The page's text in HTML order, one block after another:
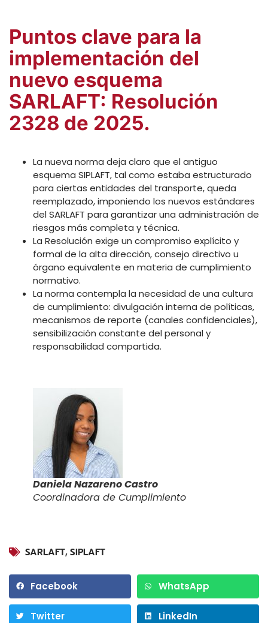
Puntos clave para la
implementación del
nuevo esquema
SARLAFT: Resolución
2328 de 2025.
La nueva norma deja claro que el antiguo
esquema SIPLAFT, tal como estaba estructurado
para ciertas entidades del transporte, queda
reemplazado, imponiendo los nuevos estándares
del SARLAFT para garantizar una administración de
riesgos más completa y técnica.
La Resolución exige un compromiso explícito y
formal de la alta dirección, consejo directivo u
órgano equivalente en materia de cumplimiento
normativo.
La norma contempla la necesidad de una cultura
de cumplimiento: divulgación interna de políticas,
mecanismos de reporte (canales confidenciales),
sensibilización constante del personal y
responsabilidad compartida.
Daniela Nazareno Castro
Coordinadora de Cumplimiento
SARLAFT,SIPLAFT
Facebook WhatsApp
Twitter LinkedIn